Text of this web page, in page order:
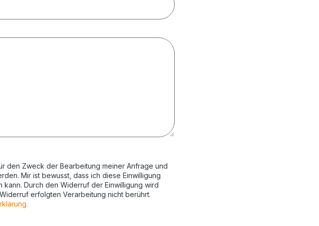
den Zweck der Bearbeitung meiner Anfrage und
Mir ist bewusst, dass ich diese Einwilligung
Durch den Widerruf der Einwilligung wird
erfolgten Verarbeitung nicht berührt.